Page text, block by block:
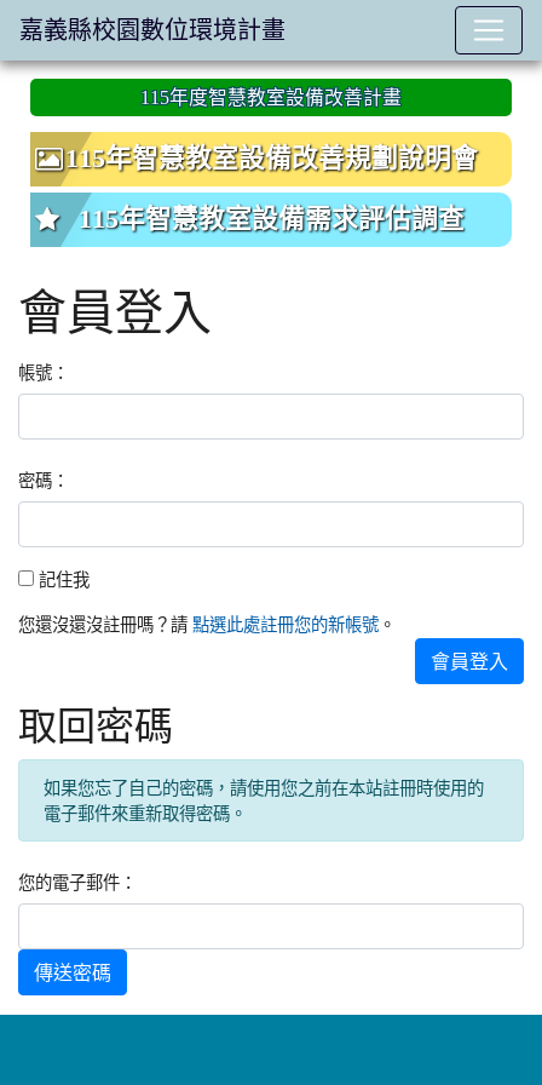
:::
115年度智慧教室設備改善計畫
115年智慧教室設備改善規劃說明會
115年智慧教室設備需求評估調查
會員登入
帳號：
密碼：
記住我記住我
您還沒還沒註冊嗎？請 點選此處註冊您的新帳號 。
會員登入
取回密碼
如果您忘了自己的密碼，請使用您之前在本站註冊時使用的
電子郵件來重新取得密碼。
您的電子郵件：
傳送密碼
嘉義縣校園數位環境計畫